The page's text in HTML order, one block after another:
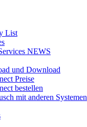
List
NEWS
und Download
Preise
bestellen
mit anderen Systemen